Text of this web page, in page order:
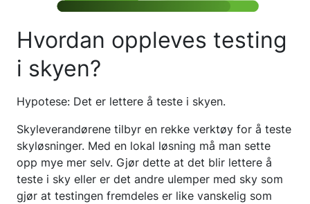
Hvordan oppleves testing
i skyen?
Hypotese: Det er lettere å teste i skyen.
Skyleverandørene tilbyr en rekke verktøy for å teste
skyløsninger. Med en lokal løsning må man sette
opp mye mer selv. Gjør dette at det blir lettere å
teste i sky eller er det andre ulemper med sky som
gjør at testingen fremdeles er like vanskelig som